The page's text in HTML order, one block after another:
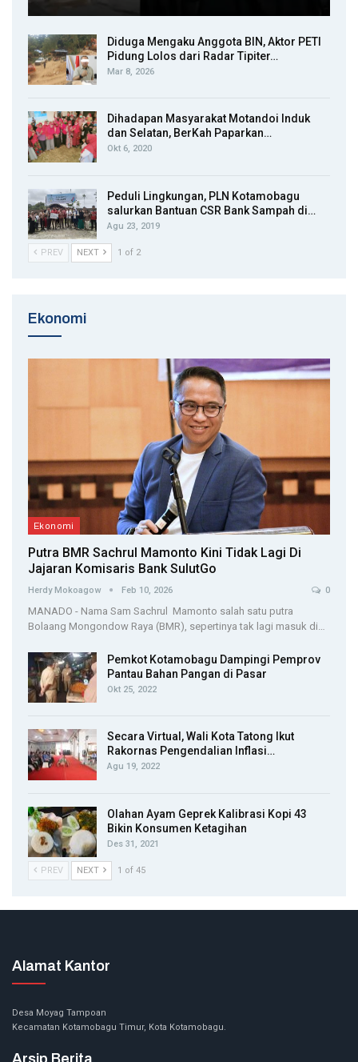
Diduga Mengaku Anggota BIN, Aktor PETI
Pidung Lolos dari Radar Tipiter…
Mar 8, 2026
Dihadapan Masyarakat Motandoi Induk
dan Selatan, BerKah Paparkan…
Okt 6, 2020
Peduli Lingkungan, PLN Kotamobagu
salurkan Bantuan CSR Bank Sampah di…
Agu 23, 2019
PREV NEXT 1 of 2
Ekonomi
Ekonomi
Putra BMR Sachrul Mamonto Kini Tidak Lagi Di
Jajaran Komisaris Bank SulutGo
Herdy Mokoagow Feb 10, 2026 0
MANADO - Nama Sam Sachrul Mamonto salah satu putra
Bolaang Mongondow Raya (BMR), sepertinya tak lagi masuk di…
Pemkot Kotamobagu Dampingi Pemprov
Pantau Bahan Pangan di Pasar
Okt 25, 2022
Secara Virtual, Wali Kota Tatong Ikut
Rakornas Pengendalian Inflasi…
Agu 19, 2022
Olahan Ayam Geprek Kalibrasi Kopi 43
Bikin Konsumen Ketagihan
Des 31, 2021
PREV NEXT 1 of 45
Alamat Kantor
Desa Moyag Tampoan
Kecamatan Kotamobagu Timur, Kota Kotamobagu.